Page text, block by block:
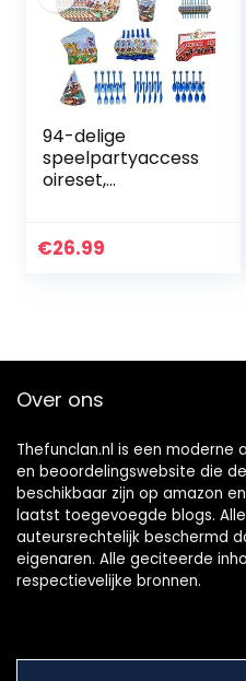
94-delige
speelpartyaccess
oireset,
tafelkleed, borden,
€26.99
Over ons
Thefunclan.nl is een moderne
en beoordelingswebsite die
beschikbaar zijn op amazon
laatst toegevoegde blogs.
auteursrechtelijk beschermd
eigenaren. Alle geciteerde
respectievelijke bronnen.